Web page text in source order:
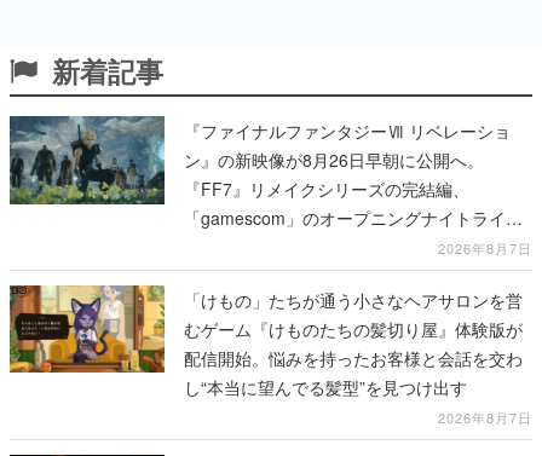
新着記事
『ファイナルファンタジーⅦ リベレーショ
ン』の新映像が8月26日早朝に公開へ。
『FF7』リメイクシリーズの完結編、
「gamescom」のオープニングナイトライブ
にてディレクターの浜口直樹氏が登壇する予
定
2026年8月7日
「けもの」たちが通う小さなヘアサロンを営
むゲーム『けものたちの髪切り屋』体験版が
配信開始。悩みを持ったお客様と会話を交わ
し“本当に望んでる髪型”を見つけ出す
2026年8月7日